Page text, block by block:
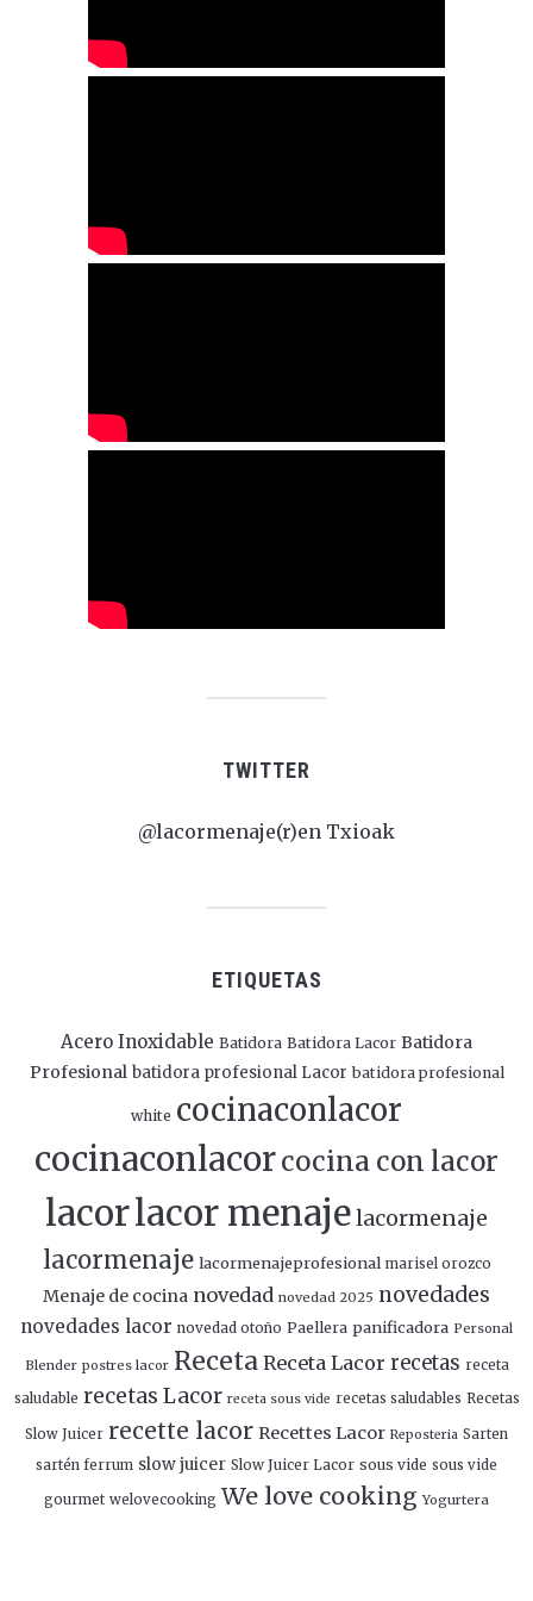
TWITTER
@lacormenaje(r)en Txioak
ETIQUETAS
Acero Inoxidable Batidora Batidora Lacor Batidora
Profesional batidora profesional Lacor batidora profesional
white cocinaconlacor
cocinaconlacorcocina con lacor
lacorlacor menajelacormenaje
lacormenaje lacormenajeprofesional marisel orozco
Menaje de cocina novedad novedad 2025 novedades
novedades lacor novedad otoño Paellera panificadora Personal
Blender postres lacor Receta Receta Lacor recetas receta
saludable recetas Lacor receta sous vide recetas saludables Recetas
Slow Juicer recette lacor Recettes Lacor Reposteria Sarten
sartén ferrum slow juicer Slow Juicer Lacor sous vide sous vide
gourmet welovecooking We love cooking Yogurtera